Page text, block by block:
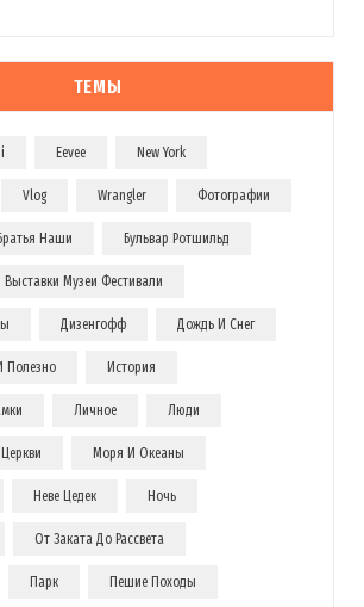
ТЕМЫ
Eevee New York
Vlog Wrangler Фотографии
Братья Наши Бульвар Ротшильд
Выставки Музеи Фестивали
Дизенгофф Дождь И Снег
Полезно История
Личное Люди
Моря И Океаны
Неве Цедек Ночь
От Заката До Рассвета
Парк Пешие Походы